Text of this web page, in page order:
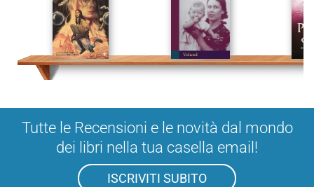
Tutte le Recensioni e le novità dal mondo
dei libri nella tua casella email!
ISCRIVITI SUBITO